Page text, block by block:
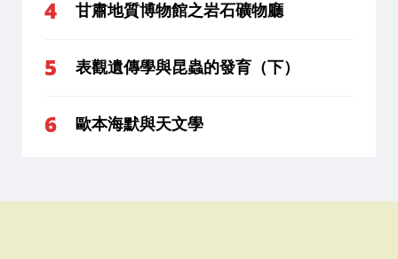
甘肅地質博物館之岩石礦物廳
表觀遺傳學與昆蟲的發育（下）
歐本海默與天文學